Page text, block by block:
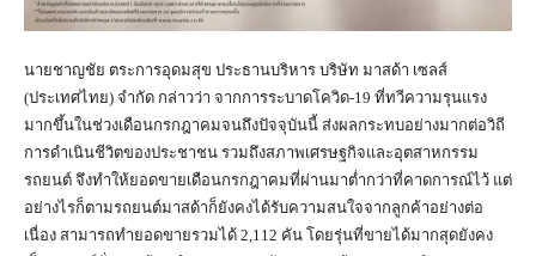
นายชาญชัย ตระการอุดมสุข ประธานบริหาร บริษัท มาสด้า เซลส์
(ประเทศไทย) จำกัด กล่าวว่า จากการระบาดโควิด-19 ที่ทวีความรุนแรง
มากขึ้นในช่วงเดือนกรกฎาคมจนถึงปัจจุบันนี้ ส่งผลกระทบอย่างมากต่อวิถี
การดำเนินชีวิตของประชาชน รวมถึงสภาพเศรษฐกิจและอุตสาหกรรม
รถยนต์ จึงทำให้ยอดขายเดือนกรกฎาคมที่ผ่านมาต่ำกว่าที่คาดการณ์ไว้ แต่
อย่างไรก็ตามรถยนต์มาสด้าก็ยังคงได้รับความสนใจจากลูกค้าอย่างต่อ
เนื่อง สามารถทำยอดขายรวมได้ 2,112 คัน โดยรุ่นที่ขายได้มากสุดยังคง